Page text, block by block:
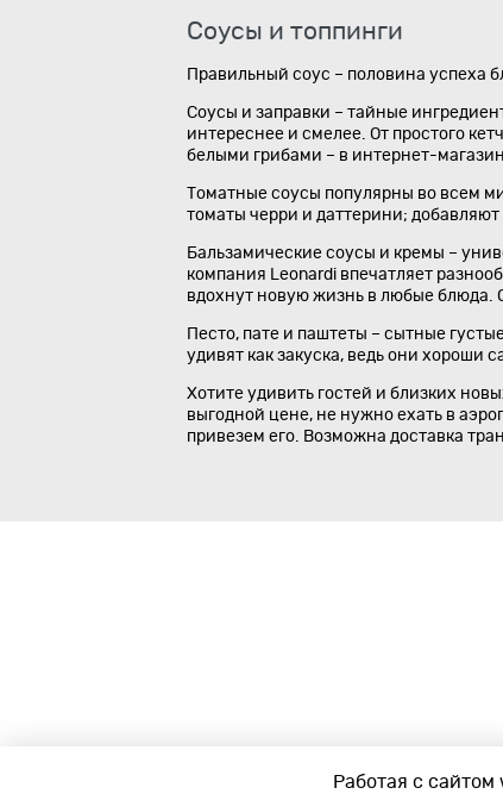
Соусы и топпинги
Правильный соус – половина успеха
Соусы и заправки – тайные
интереснее и смелее. От простого
белыми грибами – в интернет-
Томатные соусы популярны во всем
томаты черри и даттерини;
Бальзамические соусы и кремы –
компания Leonardi впечатляет
вдохнут новую жизнь в любые блюда.
Песто, пате и паштеты – сытные
удивят как закуска, ведь они хороши
Хотите удивить гостей и близких
выгодной цене, не нужно ехать в
привезем его. Возможна доставка
Работая с